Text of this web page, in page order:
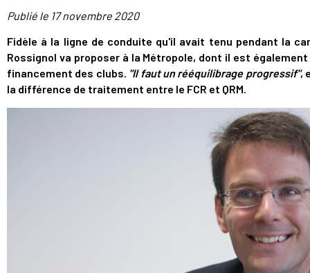
Publié le 17 novembre 2020
Fidèle à la ligne de conduite qu'il avait tenu pendant la
Rossignol va proposer à la Métropole, dont il est
financement des clubs. "Il faut un rééquilibrage progressif",
la différence de traitement entre le FCR et QRM.